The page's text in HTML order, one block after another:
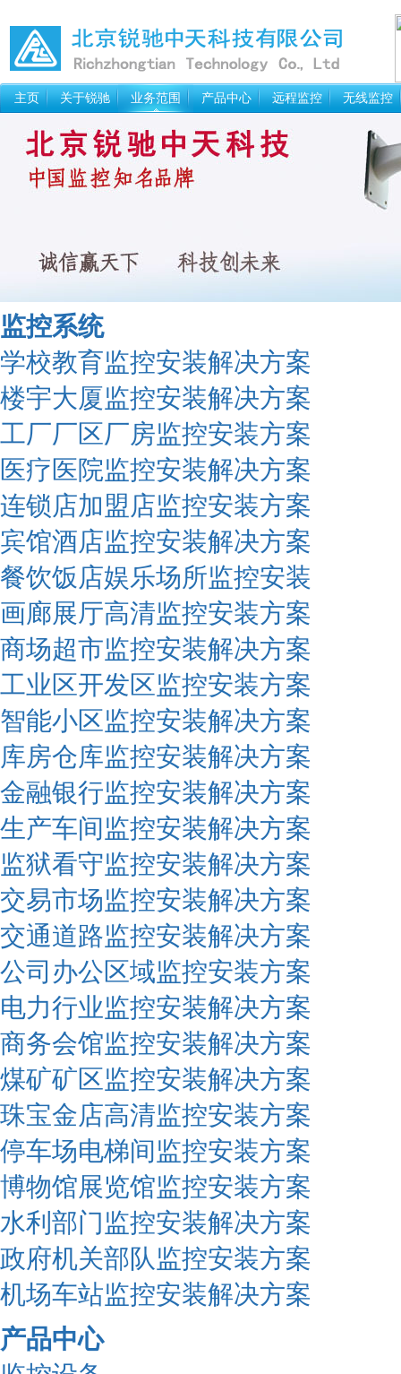
主页 关于锐驰 业务范围 产品中心 远程监控 无线监控
监控系统
学校教育监控安装解决方案
楼宇大厦监控安装解决方案
工厂厂区厂房监控安装方案
医疗医院监控安装解决方案
连锁店加盟店监控安装方案
宾馆酒店监控安装解决方案
餐饮饭店娱乐场所监控安装
画廊展厅高清监控安装方案
商场超市监控安装解决方案
工业区开发区监控安装方案
智能小区监控安装解决方案
库房仓库监控安装解决方案
金融银行监控安装解决方案
生产车间监控安装解决方案
监狱看守监控安装解决方案
交易市场监控安装解决方案
交通道路监控安装解决方案
公司办公区域监控安装方案
电力行业监控安装解决方案
商务会馆监控安装解决方案
煤矿矿区监控安装解决方案
珠宝金店高清监控安装方案
停车场电梯间监控安装方案
博物馆展览馆监控安装方案
水利部门监控安装解决方案
政府机关部队监控安装方案
机场车站监控安装解决方案
产品中心